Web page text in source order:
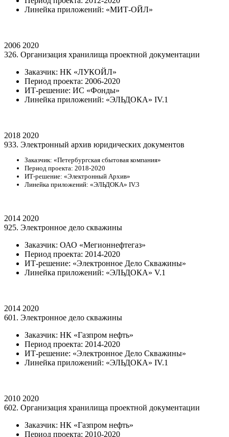
Линейка приложений: «МИТ-ОЙЛ»
2006 2020
326. Организация хранилища проектной документации
Заказчик: НК «ЛУКОЙЛ»
Период проекта: 2006-2020
ИТ-решение: ИС «Фонды»
Линейка приложений: «ЭЛЬДОКА» IV.1
2018 2020
933. Электронный архив юридических документов
Заказчик: «Петербургская сбытовая компания»
Период проекта: 2018-2020
ИТ-решение: «Электронный Архив»
Линейка приложений: «ЭЛЬДОКА» IV.3
2014 2020
925. Электронное дело скважины
Заказчик: ОАО «Мегионнефтегаз»
Период проекта: 2014-2020
ИТ-решение: «Электронное Дело Скважины»
Линейка приложений: «ЭЛЬДОКА» V.1
2014 2020
601. Электронное дело скважины
Заказчик: НК «Газпром нефть»
Период проекта: 2014-2020
ИТ-решение: «Электронное Дело Скважины»
Линейка приложений: «ЭЛЬДОКА» IV.1
2010 2020
602. Организация хранилища проектной документации
Заказчик: НК «Газпром нефть»
Период проекта: 2010-2020